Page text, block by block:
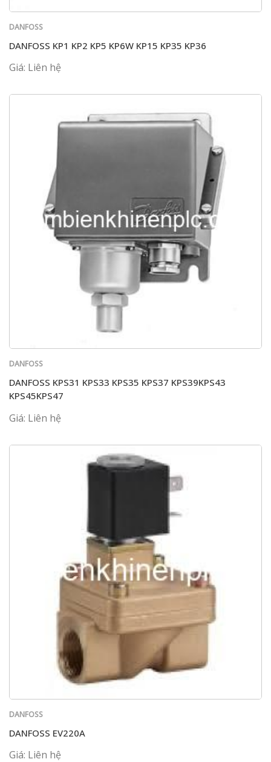
DANFOSS
DANFOSS KP1 KP2 KP5 KP6W KP15 KP35 KP36
Giá: Liên hệ
DANFOSS
DANFOSS KPS31 KPS33 KPS35 KPS37 KPS39KPS43
KPS45KPS47
Giá: Liên hệ
DANFOSS
DANFOSS EV220A
Giá: Liên hệ